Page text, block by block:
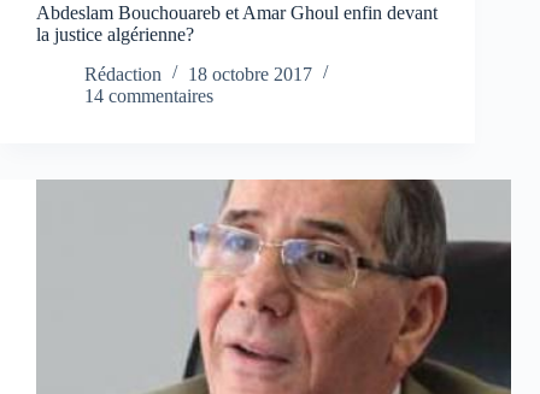
Abdeslam Bouchouareb et Amar Ghoul enfin devant
la justice algérienne?
Rédaction
18 octobre 2017
14 commentaires